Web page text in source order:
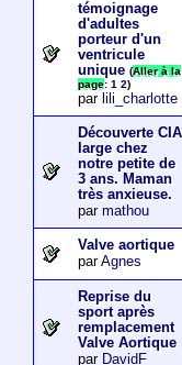
témoignage
d'adultes
porteur d'un
ventricule
unique (Aller à la
page: 1 2)
par lili_charlotte
Découverte CIA
large chez
notre petite de
3 ans. Maman
très anxieuse.
par mathou
Valve aortique
parAgnes
Reprise du
sport après
remplacement
Valve Aortique
par DavidF